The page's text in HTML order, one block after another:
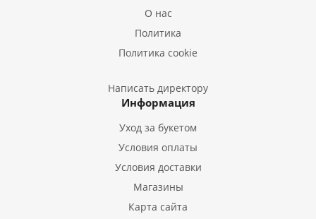
Букеты из Эустом
Букеты из Гладиолусов
Букеты из Тюльпанов
О нас
Политика
Политика cookie
Написать директору
Информация
Уход за букетом
Условия оплаты
Условия доставки
Магазины
Карта сайта